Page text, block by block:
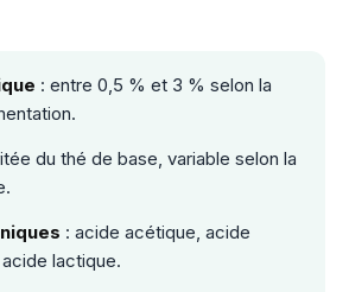
: entre 0,5 % et 3 % selon la
du thé de base, variable selon la
: acide acétique, acide
lactique.